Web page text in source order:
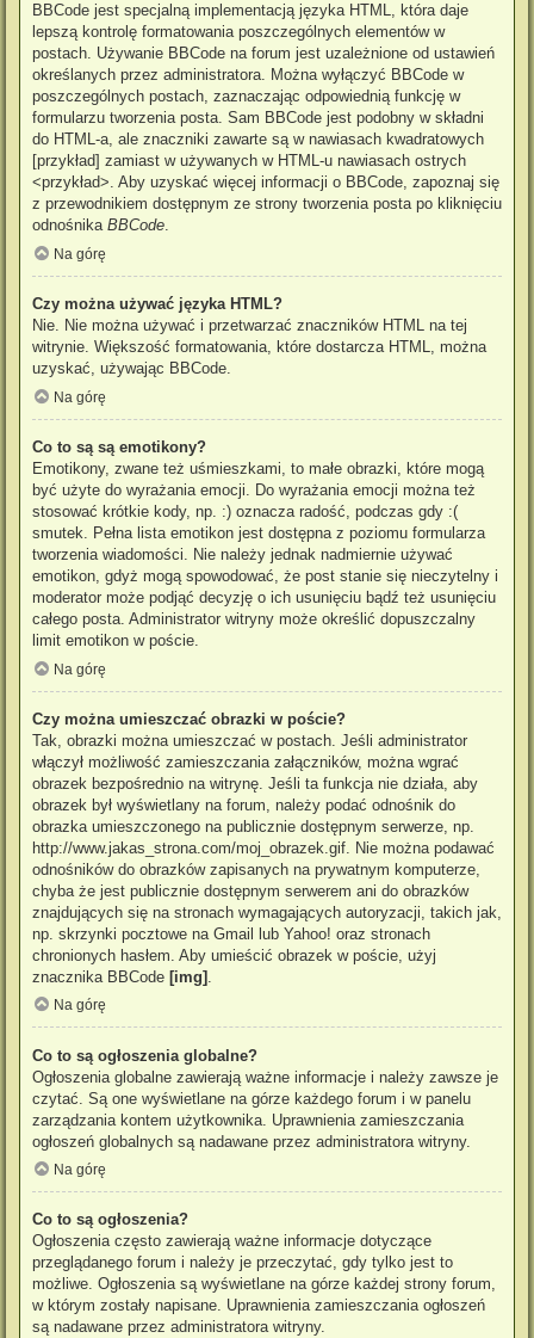
BBCode jest specjalną implementacją języka HTML, która daje
lepszą kontrolę formatowania poszczególnych elementów w
postach. Używanie BBCode na forum jest uzależnione od ustawień
określanych przez administratora. Można wyłączyć BBCode w
poszczególnych postach, zaznaczając odpowiednią funkcję w
formularzu tworzenia posta. Sam BBCode jest podobny w składni
do HTML-a, ale znaczniki zawarte są w nawiasach kwadratowych
[przykład] zamiast w używanych w HTML-u nawiasach ostrych
<przykład>. Aby uzyskać więcej informacji o BBCode, zapoznaj się
z przewodnikiem dostępnym ze strony tworzenia posta po kliknięciu
odnośnika BBCode.
Na górę
Czy można używać języka HTML?
Nie. Nie można używać i przetwarzać znaczników HTML na tej
witrynie. Większość formatowania, które dostarcza HTML, można
uzyskać, używając BBCode.
Na górę
Co to są są emotikony?
Emotikony, zwane też uśmieszkami, to małe obrazki, które mogą
być użyte do wyrażania emocji. Do wyrażania emocji można też
stosować krótkie kody, np. :) oznacza radość, podczas gdy :(
smutek. Pełna lista emotikon jest dostępna z poziomu formularza
tworzenia wiadomości. Nie należy jednak nadmiernie używać
emotikon, gdyż mogą spowodować, że post stanie się nieczytelny i
moderator może podjąć decyzję o ich usunięciu bądź też usunięciu
całego posta. Administrator witryny może określić dopuszczalny
limit emotikon w poście.
Na górę
Czy można umieszczać obrazki w poście?
Tak, obrazki można umieszczać w postach. Jeśli administrator
włączył możliwość zamieszczania załączników, można wgrać
obrazek bezpośrednio na witrynę. Jeśli ta funkcja nie działa, aby
obrazek był wyświetlany na forum, należy podać odnośnik do
obrazka umieszczonego na publicznie dostępnym serwerze, np.
http://www.jakas_strona.com/moj_obrazek.gif. Nie można podawać
odnośników do obrazków zapisanych na prywatnym komputerze,
chyba że jest publicznie dostępnym serwerem ani do obrazków
znajdujących się na stronach wymagających autoryzacji, takich jak,
np. skrzynki pocztowe na Gmail lub Yahoo! oraz stronach
chronionych hasłem. Aby umieścić obrazek w poście, użyj
znacznika BBCode [img]
Na górę
Co to są ogłoszenia globalne?
Ogłoszenia globalne zawierają ważne informacje i należy zawsze je
czytać. Są one wyświetlane na górze każdego forum i w panelu
zarządzania kontem użytkownika. Uprawnienia zamieszczania
ogłoszeń globalnych są nadawane przez administratora witryny.
Na górę
Co to są ogłoszenia?
Ogłoszenia często zawierają ważne informacje dotyczące
przeglądanego forum i należy je przeczytać, gdy tylko jest to
możliwe. Ogłoszenia są wyświetlane na górze każdej strony forum,
w którym zostały napisane. Uprawnienia zamieszczania ogłoszeń
są nadawane przez administratora witryny.